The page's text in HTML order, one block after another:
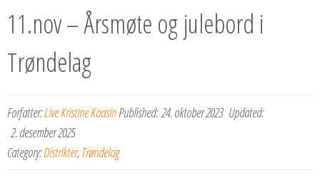
11.nov – Årsmøte og julebord i
Trøndelag
Forfatter:Live Kristine KaasinPublished: 24. oktober 2023 Updated:
2. desember 2025
Category:Distrikter,Trøndelag